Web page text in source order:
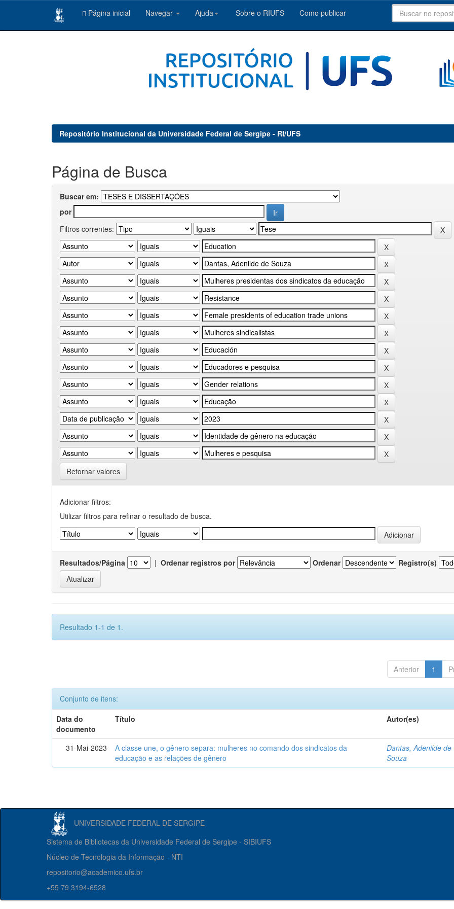
Página inicial Navegar Ajuda Sobre o RIUFS Como publicar
Repositório Institucional da Universidade Federal de Sergipe - RI/UFS
Página de Busca
Buscar em:
por
Filtros correntes:
Retornar valores
Adicionar filtros:
Utilizar filtros para refinar o resultado de busca.
Resultados/Página | Ordenar registros por Ordenar Registro(s)
Resultado 1-1 de 1.
Anterior 1
Conjunto de itens:
Data do
documento
Título Autor(es)
31-Mai-2023
A classe une, o gênero separa: mulheres no comando dos sindicatos da
educação e as relações de gênero
Dantas, Adenilde de
Souza
UNIVERSIDADE FEDERAL DE SERGIPE
Sistema de Bibliotecas da Universidade Federal de Sergipe - SIBIUFS
Núcleo de Tecnologia da Informação - NTI
repositorio@academico.ufs.br
+55 79 3194-6528